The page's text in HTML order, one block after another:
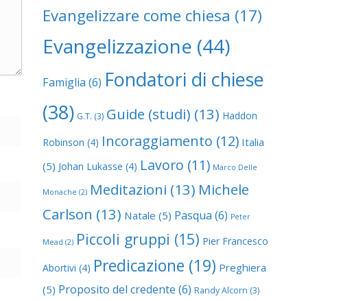
Evangelizzare come chiesa (17)
Evangelizzazione (44)
Famiglia (6) Fondatori di chiese
(38) G.T. (3) Guide (studi) (13) Haddon
Robinson (4) Incoraggiamento (12) Italia
(5) Johan Lukasse (4) Lavoro (11) Marco Delle
Monache (2) Meditazioni (13) Michele
Carlson (13) Natale (5) Pasqua (6) Peter
Mead (2) Piccoli gruppi (15) Pier Francesco
Abortivi (4) Predicazione (19) Preghiera
(5) Proposito del credente (6) Randy Alcorn (3)